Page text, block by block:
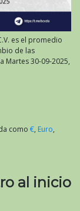
es el promedio
de las
Martes 30-09-2025,
como €, Euro,
al inicio